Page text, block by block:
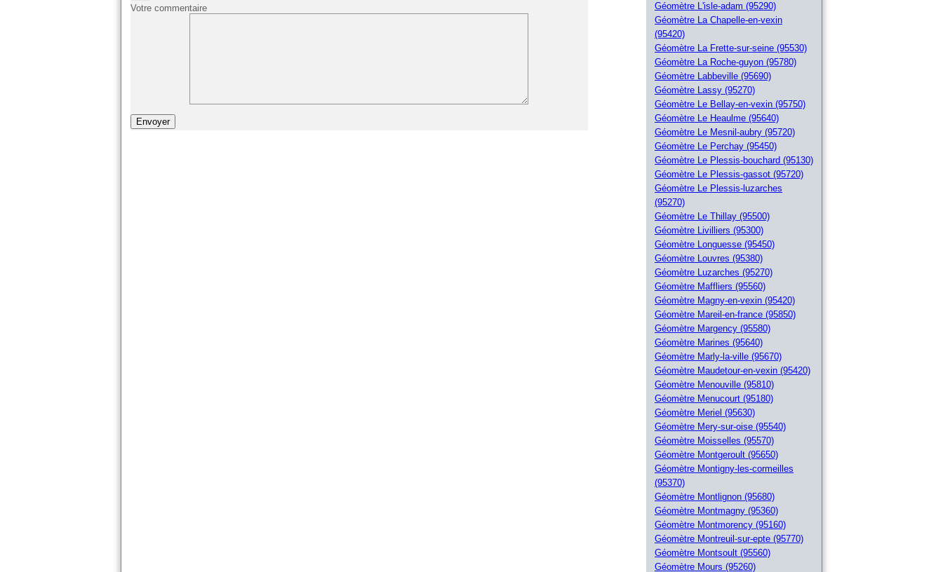
Votre commentaire
Géomètre L'isle-adam (95290)
Géomètre La Chapelle-en-vexin
(95420)
Géomètre La Frette-sur-seine (95530)
Géomètre La Roche-guyon (95780)
Géomètre Labbeville (95690)
Géomètre Lassy (95270)
Géomètre Le Bellay-en-vexin (95750)
Géomètre Le Heaulme (95640)
Géomètre Le Mesnil-aubry (95720)
Géomètre Le Perchay (95450)
Géomètre Le Plessis-bouchard (95130)
Géomètre Le Plessis-gassot (95720)
Géomètre Le Plessis-luzarches
(95270)
Géomètre Le Thillay (95500)
Géomètre Livilliers (95300)
Géomètre Longuesse (95450)
Géomètre Louvres (95380)
Géomètre Luzarches (95270)
Géomètre Maffliers (95560)
Géomètre Magny-en-vexin (95420)
Géomètre Mareil-en-france (95850)
Géomètre Margency (95580)
Géomètre Marines (95640)
Géomètre Marly-la-ville (95670)
Géomètre Maudetour-en-vexin (95420)
Géomètre Menouville (95810)
Géomètre Menucourt (95180)
Géomètre Meriel (95630)
Géomètre Mery-sur-oise (95540)
Géomètre Moisselles (95570)
Géomètre Montgeroult (95650)
Géomètre Montigny-les-cormeilles
(95370)
Géomètre Montlignon (95680)
Géomètre Montmagny (95360)
Géomètre Montmorency (95160)
Géomètre Montreuil-sur-epte (95770)
Géomètre Montsoult (95560)
Géomètre Mours (95260)